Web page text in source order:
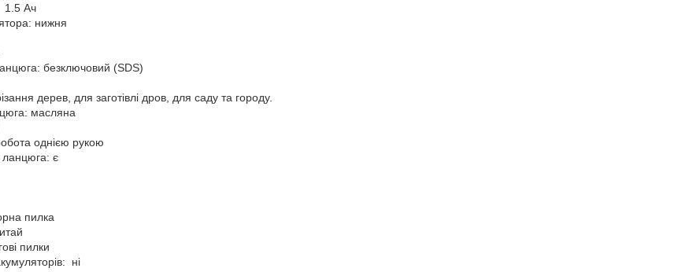
1.5 Ач
нижня
безключовий (SDS)
дерев, для заготівлі дров, для саду та городу.
масляна
однією рукою
є
пилка
пилки
ні